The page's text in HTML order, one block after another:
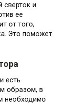
сверток и
ее
от того,
Это поможет
есть
образом, в
необходимо